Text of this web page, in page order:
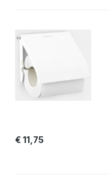
€ 11,75